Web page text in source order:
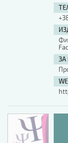
ЗА